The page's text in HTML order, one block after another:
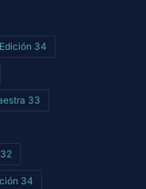
Edición 34
33
34